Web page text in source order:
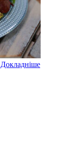
Докладніше